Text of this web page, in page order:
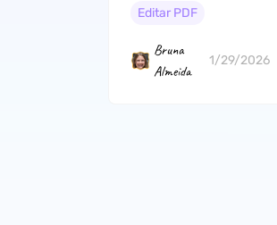
necessidade de
Editar PDF
Bruna
Almeida
1/29/2026